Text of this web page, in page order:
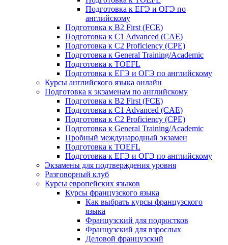
Подготовка к ЕГЭ и ОГЭ по
английскому
Подготовка к B2 First (FCE)
Подготовка к C1 Advanced (CAE)
Подготовка к C2 Proficiency (CPE)
Подготовка к General Training/Academic
Подготовка к TOEFL
Подготовка к ЕГЭ и ОГЭ по английскому
Курсы английского языка онлайн
Подготовка к экзаменам по английскому
Подготовка к B2 First (FCE)
Подготовка к C1 Advanced (CAE)
Подготовка к C2 Proficiency (CPE)
Подготовка к General Training/Academic
Пробный международный экзамен
Подготовка к TOEFL
Подготовка к ЕГЭ и ОГЭ по английскому
Экзамены для подтверждения уровня
Разговорный клуб
Курсы европейских языков
Курсы французского языка
Как выбрать курсы французского
языка
Французский для подростков
Французский для взрослых
Деловой французский